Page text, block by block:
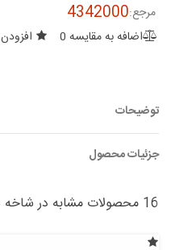
مرجع:4342000
اضافه به مقایسه 0
توضیحات
جزئیات محصول
16 محصولات مشابه در شاخه های مختلف: